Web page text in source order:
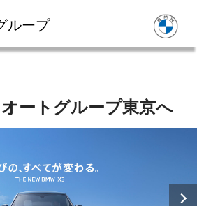
ループ
ートグループ東京へ